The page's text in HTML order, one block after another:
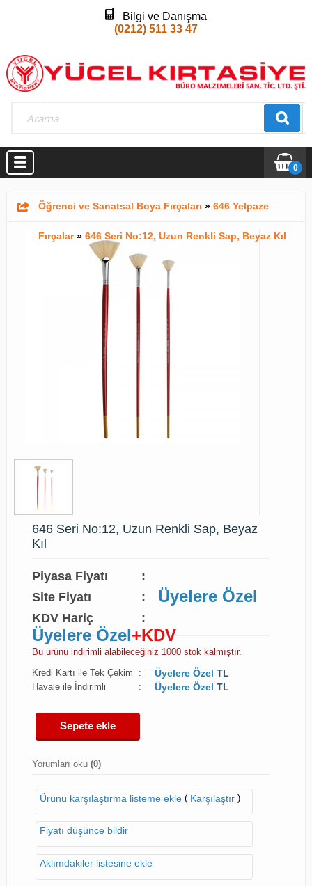
Bilgi ve Danışma
(0212) 511 33 47
0
Öğrenci ve Sanatsal Boya Fırçaları » 646 Yelpaze
Fırçalar» 646 Seri No:12, Uzun Renkli Sap, Beyaz Kıl
646 Seri No:12, Uzun Renkli Sap, Beyaz
Kıl
Piyasa Fiyatı
:
Site Fiyatı
: Üyelere Özel
KDV Hariç :
Üyelere Özel+KDV
Bu ürünü indirimli alabileceğiniz 1000 stok kalmıştır.
Kredi Kartı ile Tek Çekim
: Üyelere Özel TL
Havale ile İndirimli : Üyelere Özel TL
Sepete ekle
Yorumları oku (0)
Ürünü karşılaştırma listeme ekle( Karşılaştır)
Fiyatı düşünce bildir
Aklımdakiler listesine ekle